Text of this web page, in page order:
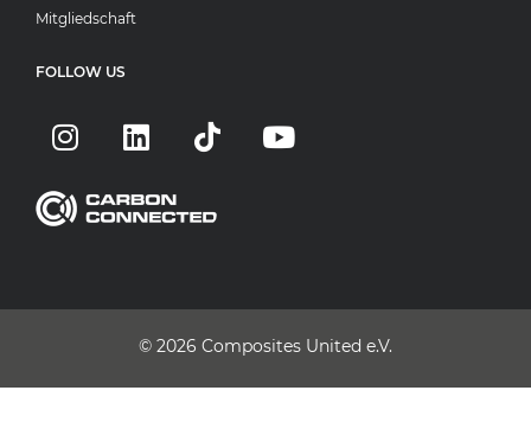
Mitgliedschaft
FOLLOW US
© 2026 Composites United e.V.